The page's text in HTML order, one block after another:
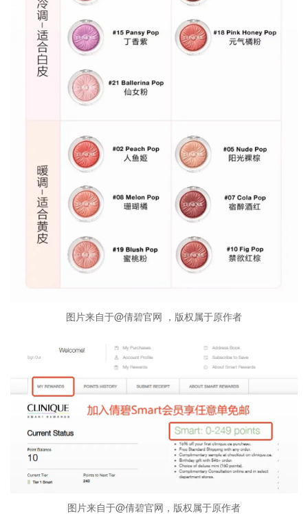
图片来自于@倩碧官网 ，版权属于原作者
图片来自于@倩碧官网，版权属于原作者